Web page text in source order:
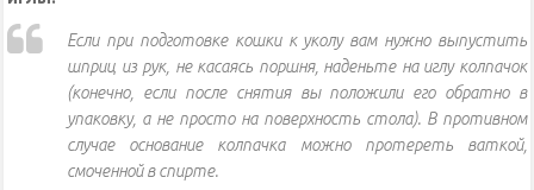
Если при подготовке кошки к уколу вам нужно выпустить
шприц из рук, не касаясь поршня, наденьте на иглу колпачок
(конечно, если после снятия вы положили его обратно в
упаковку, а не просто на поверхность стола). В противном
случае основание колпачка можно протереть ваткой,
смоченной в спирте.